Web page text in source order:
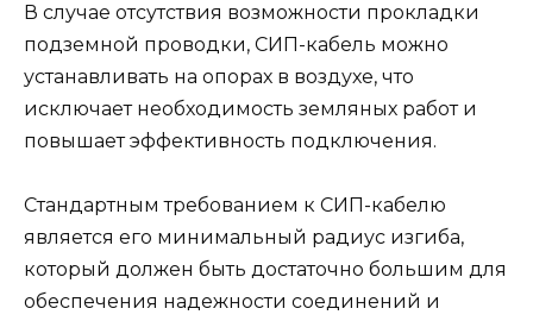
В случае отсутствия возможности прокладки
подземной проводки, СИП-кабель можно
устанавливать на опорах в воздухе, что
исключает необходимость земляных работ и
повышает эффективность подключения.
Стандартным требованием к СИП-кабелю
является его минимальный радиус изгиба,
который должен быть достаточно большим для
обеспечения надежности соединений и